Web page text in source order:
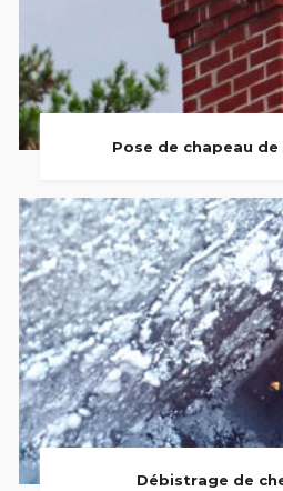
Pose de chapeau de
Débistrage de